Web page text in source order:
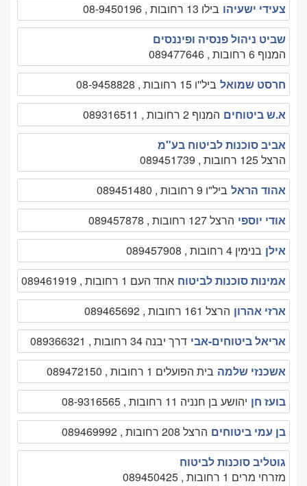
צעידי ישעיהו בילו 13 רחובות , 08-9450196
שביט ניהול פנסיה ופיננסים
המנוף 6 רחובות , 089477646
חרסט שמואל ביל''ו 15 רחובות , 08-9458828
א.ש ביטוחים המנוף 2 רחובות , 089316511
אביב סוכנות לביטוח בע"מ
הרצל 125 רחובות , 089451739
אהוד הראל ביל"ו 9 רחובות , 089451480
אודי יוספי הרצל 127 רחובות , 089457878
אילן בנימין 4 רחובות , 089457908
אמינות סוכנות לביטוח אחד העם 1 רחובות , 089461919
ארזי אהרון הרצל 161 רחובות , 089465692
אריאל ביטוחים-אבי דרך יבנה 34 רחובות , 089366321
אשכנזי שלמה בית הפועלים 1 רחובות , 089472150
בועז חן יהושע בן חנניה 11 רחובות , 08-9316565
בן עמי ביטוחים הרצל 208 רחובות , 089469992
גוטליב סוכנות לביטוח
מזרחי מרים 1 רחובות , 089450425